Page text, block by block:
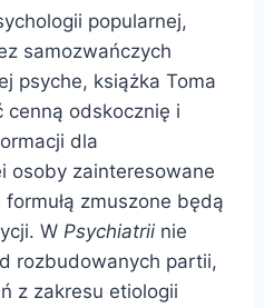
popularnej,
samozwańczych
psyche, książka Toma
cenną odskocznię i
dla
osoby zainteresowane
zmuszone będą
W Psychiatrii nie
rozbudowanych partii,
z zakresu etiologii